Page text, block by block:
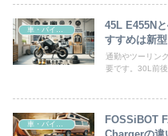
45L E455N
すすめは新
通勤やツーリン
要です。30L前
FOSSiBOT